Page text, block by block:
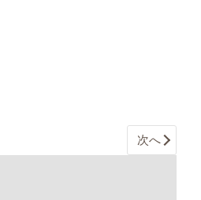
次へ